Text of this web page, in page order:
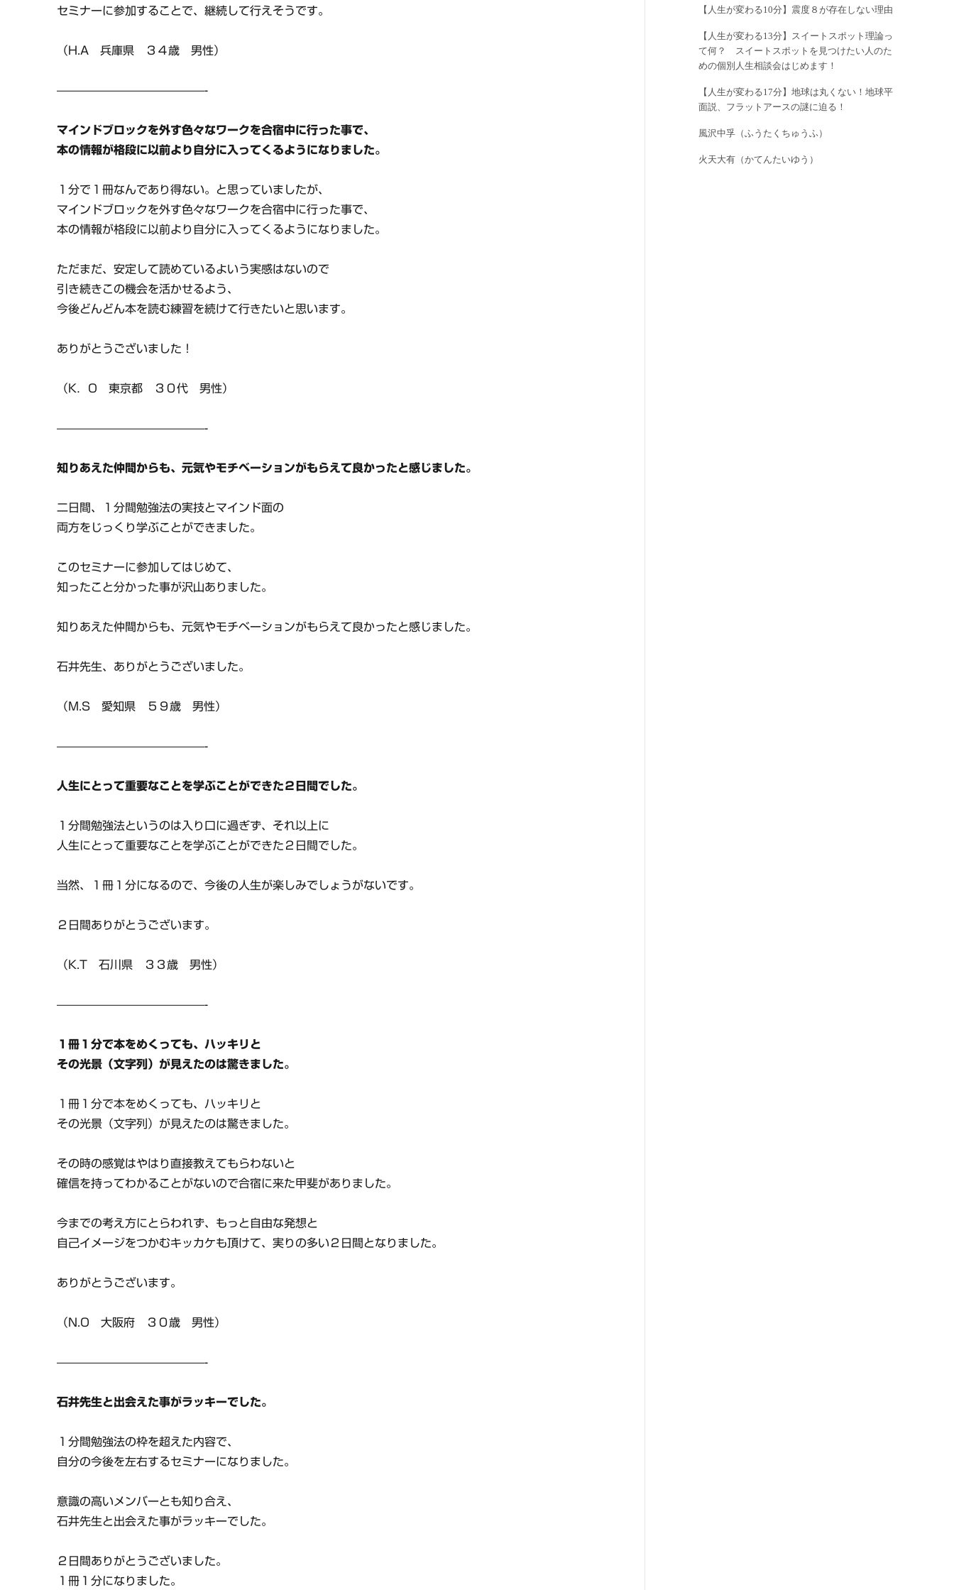
セミナーに参加することで、継続して行えそうです。
（H.A 兵庫県 ３４歳 男性）
—————————————-
マインドブロックを外す色々なワークを合宿中に行った事で、
本の情報が格段に以前より自分に入ってくるようになりました。
１分で１冊なんであり得ない。と思っていましたが、
マインドブロックを外す色々なワークを合宿中に行った事で、
本の情報が格段に以前より自分に入ってくるようになりました。
ただまだ、安定して読めているよいう実感はないので
引き続きこの機会を活かせるよう、
今後どんどん本を読む練習を続けて行きたいと思います。
ありがとうございました！
（K．O 東京都 ３０代 男性）
—————————————-
知りあえた仲間からも、元気やモチベーションがもらえて良かったと感じました。
二日間、１分間勉強法の実技とマインド面の
両方をじっくり学ぶことができました。
このセミナーに参加してはじめて、
知ったこと分かった事が沢山ありました。
知りあえた仲間からも、元気やモチベーションがもらえて良かったと感じました。
石井先生、ありがとうございました。
（M.S 愛知県 ５９歳 男性）
—————————————-
人生にとって重要なことを学ぶことができた２日間でした。
１分間勉強法というのは入り口に過ぎず、それ以上に
人生にとって重要なことを学ぶことができた２日間でした。
当然、１冊１分になるので、今後の人生が楽しみでしょうがないです。
２日間ありがとうございます。
（K.T 石川県 ３３歳 男性）
—————————————-
１冊１分で本をめくっても、ハッキリと
その光景（文字列）が見えたのは驚きました。
１冊１分で本をめくっても、ハッキリと
その光景（文字列）が見えたのは驚きました。
その時の感覚はやはり直接教えてもらわないと
確信を持ってわかることがないので合宿に来た甲斐がありました。
今までの考え方にとらわれず、もっと自由な発想と
自己イメージをつかむキッカケも頂けて、実りの多い２日間となりました。
ありがとうございます。
（N.O 大阪府 ３０歳 男性）
—————————————-
石井先生と出会えた事がラッキーでした。
１分間勉強法の枠を超えた内容で、
自分の今後を左右するセミナーになりました。
意識の高いメンバーとも知り合え、
石井先生と出会えた事がラッキーでした。
２日間ありがとうございました。
１冊１分になりました。
【人生が変わる10分】震度８が存在しない理由
【人生が変わる13分】スイートスポット理論っ
て何？ スイートスポットを見つけたい人のた
めの個別人生相談会はじめます！
【人生が変わる17分】地球は丸くない！地球平
面説、フラットアースの謎に迫る！
風沢中孚（ふうたくちゅうふ）
火天大有（かてんたいゆう）